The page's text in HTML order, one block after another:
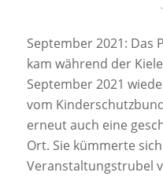
September 2021: Das
kam während der
September 2021
vom
erneut auch eine
Ort. Sie kümmerte
Veranstaltungstrubel